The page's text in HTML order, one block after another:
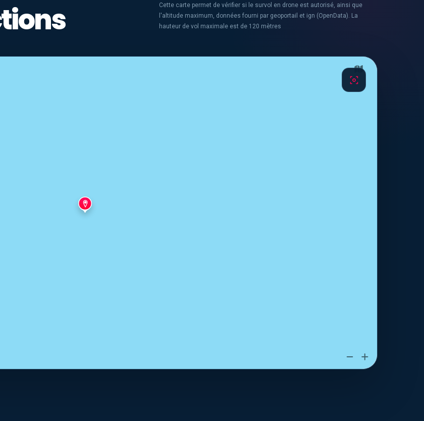
Cette carte permet de vérifier si le survol en drone est autorisé, ainsi que
l'altitude maximum, données fourni par geoportail et ign (OpenData). La
hauteur de vol maximale est de 120 mètres